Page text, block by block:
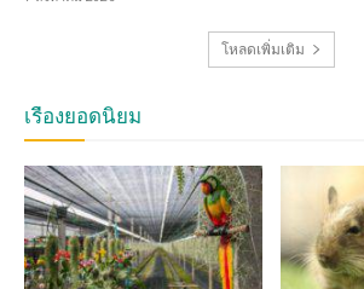
โหลดเพิ่มเติม
เรื่องยอดนิยม